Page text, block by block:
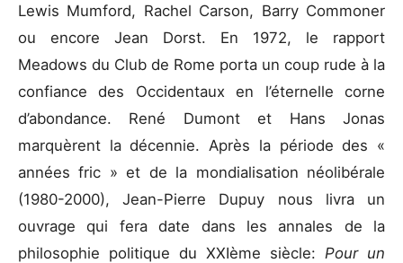
Lewis Mumford, Rachel Carson, Barry Commoner
ou encore Jean Dorst. En 1972, le rapport
Meadows du Club de Rome porta un coup rude à la
confiance des Occidentaux en l’éternelle corne
d’abondance. René Dumont et Hans Jonas
marquèrent la décennie. Après la période des «
années fric » et de la mondialisation néolibérale
(1980-2000), Jean-Pierre Dupuy nous livra un
ouvrage qui fera date dans les annales de la
philosophie politique du XXIème siècle: Pour un